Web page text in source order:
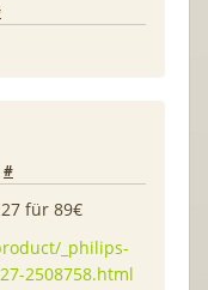
#
für 89€
_philips-
2508758.html